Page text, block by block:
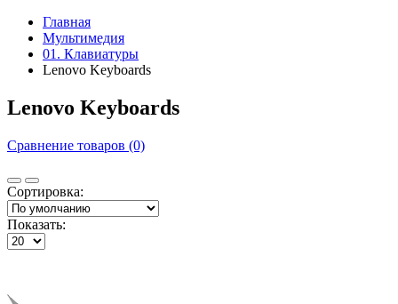
Главная
Мультимедия
01. Клавиатуры
Lenovo Keyboards
Lenovo Keyboards
Сравнение товаров (0)
Сортировка:
Показать: